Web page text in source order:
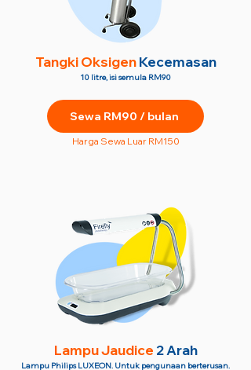
Tangki OksigenKecemasan
10 litre, isi semula RM90
Sewa RM90 / bulan
Harga Sewa Luar RM150
Lampu Jaudice 2 Arah
Lampu Philips LUXEON. Untuk pengunaan berterusan.